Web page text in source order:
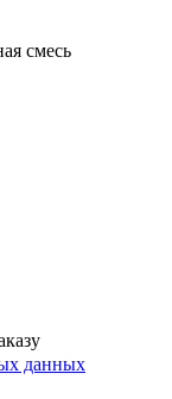
смесь
данных